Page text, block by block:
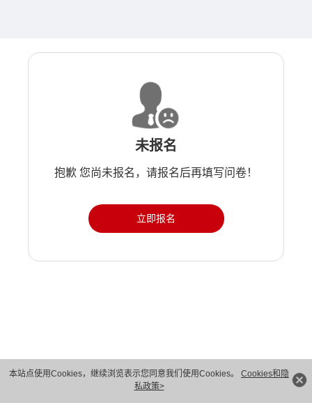
本站点使用Cookies，继续浏览表示您同意我们使用Cookies。 Cookies和隐
私政策>
未报名
抱歉 您尚未报名，请报名后再填写问卷！
立即报名
版权所有 © 华为技术有限公司 1998-2026。 保留一切权利。粤A2-20044005号
隐私保护
法律声明